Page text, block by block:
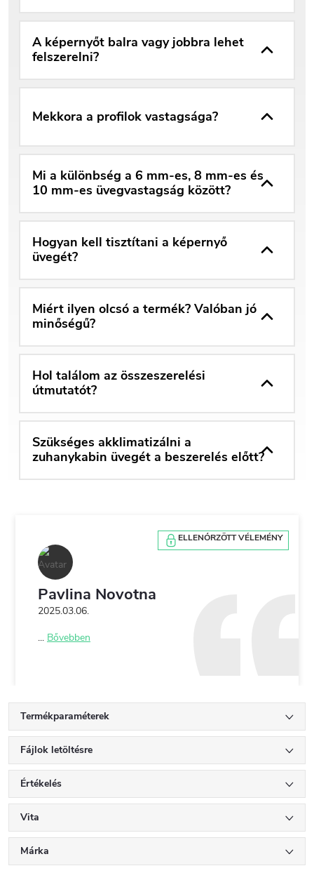
A képernyőt balra vagy jobbra lehet
felszerelni?
Mekkora a profilok vastagsága?
Mi a különbség a 6 mm-es, 8 mm-es és
10 mm-es üvegvastagság között?
Hogyan kell tisztítani a képernyő
üvegét?
Miért ilyen olcsó a termék? Valóban jó
minőségű?
Hol találom az összeszerelési
útmutatót?
Szükséges akklimatizálni a
zuhanykabin üvegét a beszerelés előtt?
Pavlina Novotna
2025.03.06.
ELLENŐRZÖTT VÉLEMÉNY
... Bővebben
Termékparaméterek
Fájlok letöltésre
Értékelés
Vita
Márka